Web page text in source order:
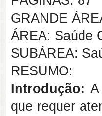
GRANDE
ÁREA: Saúde
SUBÁREA:
RESUMO:
Introdução:
que requer